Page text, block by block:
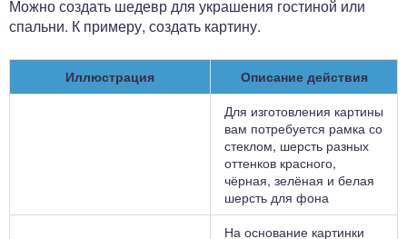
Можно создать шедевр для украшения гостиной или
спальни. К примеру, создать картину.
Иллюстрация
Описание действия
Для изготовления картины
вам потребуется рамка со
стеклом, шерсть разных
оттенков красного,
чёрная, зелёная и белая
шерсть для фона
На основание картинки